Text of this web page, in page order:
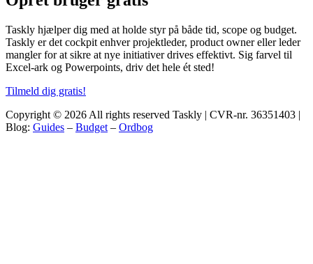
Taskly hjælper dig med at holde styr på både tid, scope og budget.
Taskly er det cockpit enhver projektleder, product owner eller leder
mangler for at sikre at nye initiativer drives effektivt. Sig farvel til
Excel-ark og Powerpoints, driv det hele ét sted!
Tilmeld dig gratis!
Copyright © 2026 All rights reserved Taskly | CVR-nr. 36351403 |
Blog: Guides – Budget – Ordbog